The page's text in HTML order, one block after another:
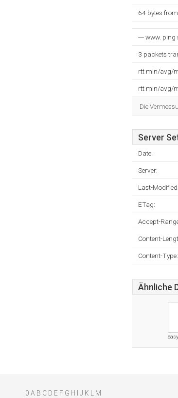
64 bytes
--- www.
3 packets
rtt min/avg/
rtt min/avg/
Die
Server
Date:
Server:
Last-Modified:
ETag:
Accept-
Content-
Content-Type:
Ähnliche
0 A B C D E F G H J K M